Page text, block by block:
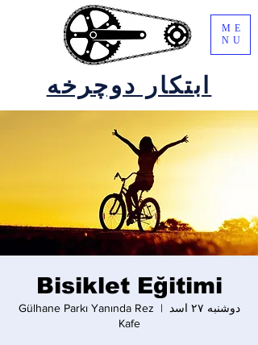
ابتکار دوچرخه
ME
NU
Bisiklet Eğitimi
دوشنبه ۲۷ اسد
  |
Gülhane Parkı Yanında Rez
Kafe